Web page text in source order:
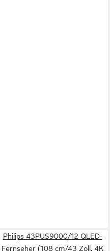
Philips 43PUS9000/12 QLED-
Fernseher (108 cm/43 Zoll, 4K